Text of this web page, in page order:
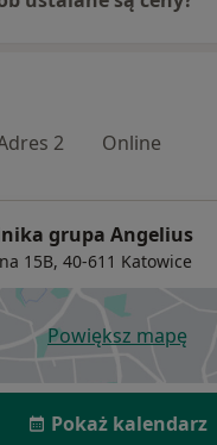
2 Online
grupa Angelius
15B, 40-611 Katowice
Powiększ mapę
otwiera się
Pokaż kalendarz